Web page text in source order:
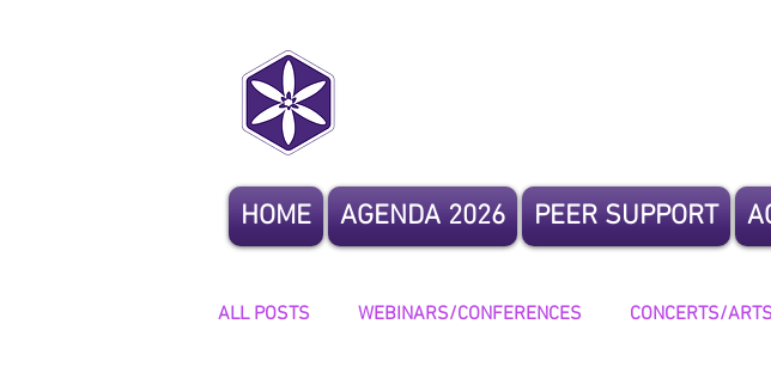
HOME AGENDA 2026 PEER SUPPORT
ALL POSTS WEBINARS/CONFERENCES CONCERTS/ARTS